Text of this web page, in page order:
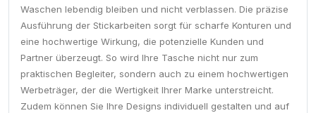
Waschen lebendig bleiben und nicht verblassen. Die präzise
Ausführung der Stickarbeiten sorgt für scharfe Konturen und
eine hochwertige Wirkung, die potenzielle Kunden und
Partner überzeugt. So wird Ihre Tasche nicht nur zum
praktischen Begleiter, sondern auch zu einem hochwertigen
Werbeträger, der die Wertigkeit Ihrer Marke unterstreicht.
Zudem können Sie Ihre Designs individuell gestalten und auf